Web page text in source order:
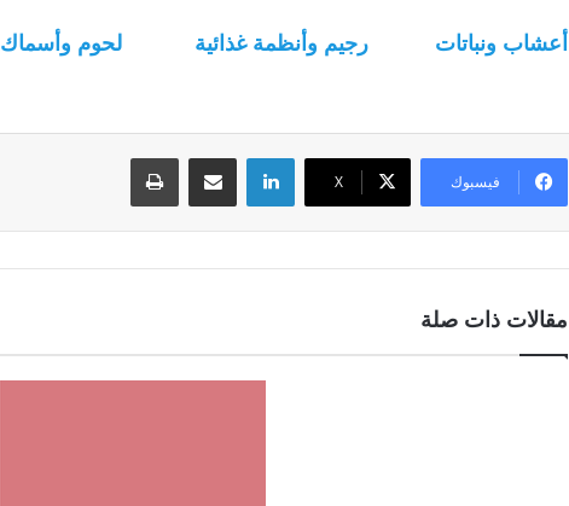
أعشاب ونباتات رجيم وأنظمة غذائية لحوم وأسماك
فيسبوك ‫X
لينكدإن
مقالات ذات صلة